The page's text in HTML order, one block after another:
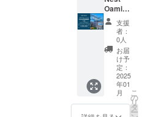
光を思
わせる
ような
透明
感、白
里海岸
の爽や
かの海
風に加
えて太
平洋を
オリジ
ナルグ
ラス 1
Rusty
Nest
Sessio
n IPAに
ついて
＞ 定番
の
Rusty
（限定3
個）
アー
ティス
ト、ク
リエイ
ター、
農家や​
料理人
など、
様々な
職人の
Oamish
irasato
運営会
社であ
る株式
会社 ぷ
らす わ
んが白
里海岸
で運営
する民
泊の
支援
者：
0人
お届
け予
定：
2025
年01
月
こ
の
リ
タ
ー